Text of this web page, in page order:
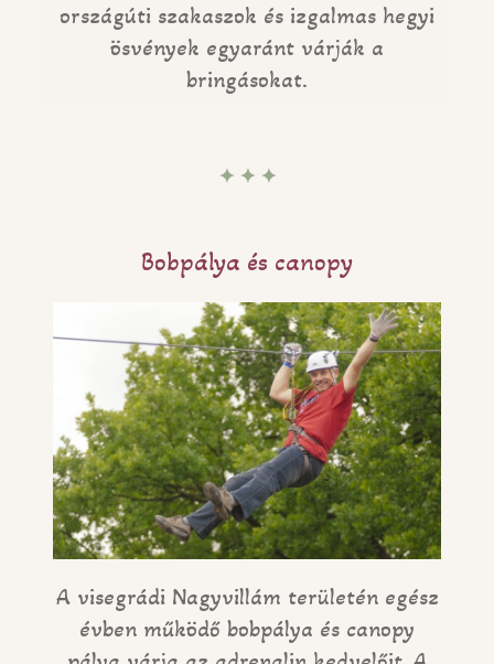
országúti szakaszok és izgalmas hegyi
ösvények egyaránt várják a
bringásokat.
✦ ✦ ✦
Bobpálya és canopy
A visegrádi Nagyvillám területén egész
évben működő bobpálya és canopy